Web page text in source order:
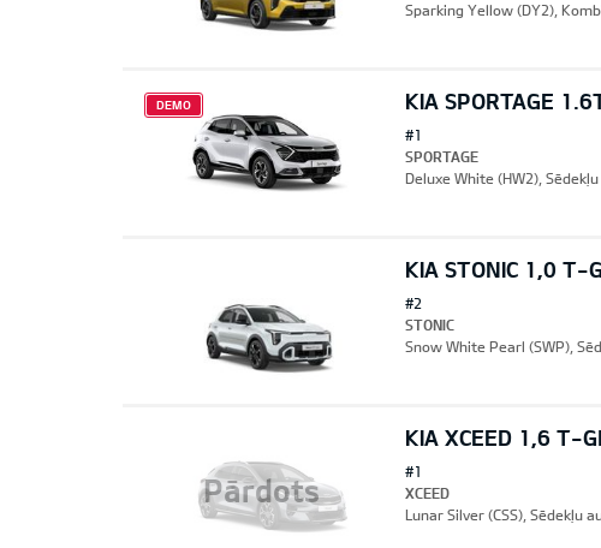
Sparking Yellow (DY2),
KIA SPORTAGE
DEMO
#1
SPORTAGE
Deluxe White (HW2),
KIA STONIC 1,0 T-
#2
STONIC
Snow White Pearl (SWP),
KIA XCEED 1,6 T-
Pārdots
#1
XCEED
Lunar Silver (CSS), Sēdekļu